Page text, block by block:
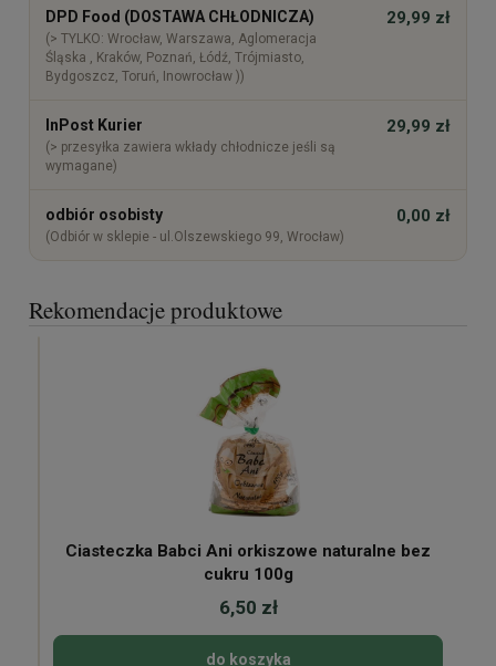
DPD Food (DOSTAWA CHŁODNICZA)
(> TYLKO: Wrocław, Warszawa, Aglomeracja
Śląska , Kraków, Poznań, Łódź, Trójmiasto,
Bydgoszcz, Toruń, Inowrocław ))
29,99 zł
InPost Kurier
(> przesyłka zawiera wkłady chłodnicze jeśli są
wymagane)
29,99 zł
odbiór osobisty
(Odbiór w sklepie - ul.Olszewskiego 99, Wrocław)
0,00 zł
Rekomendacje produktowe
Ciasteczka Babci Ani orkiszowe naturalne bez
cukru 100g
6,50 zł
do koszyka